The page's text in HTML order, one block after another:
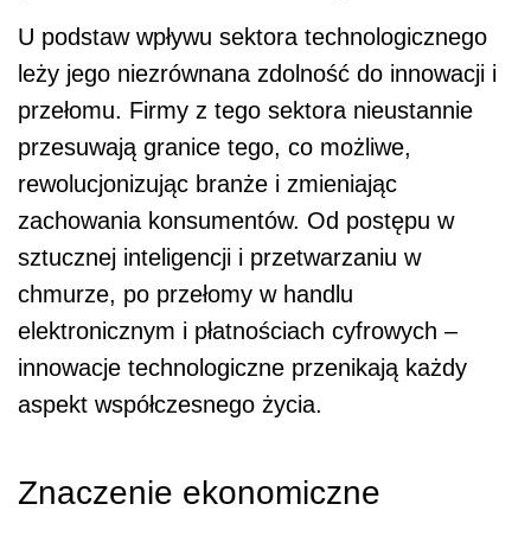
U podstaw wpływu sektora technologicznego
leży jego niezrównana zdolność do innowacji i
przełomu. Firmy z tego sektora nieustannie
przesuwają granice tego, co możliwe,
rewolucjonizując branże i zmieniając
zachowania konsumentów. Od postępu w
sztucznej inteligencji i przetwarzaniu w
chmurze, po przełomy w handlu
elektronicznym i płatnościach cyfrowych –
innowacje technologiczne przenikają każdy
aspekt współczesnego życia.
Znaczenie ekonomiczne